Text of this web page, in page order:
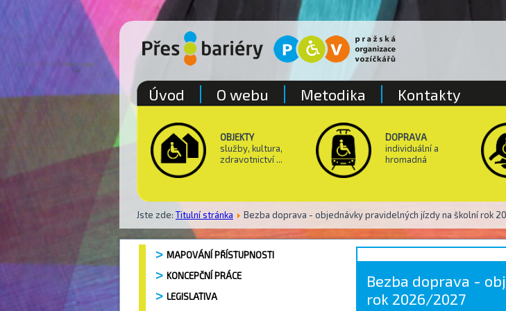
OBJEKTY
služby, kultura,
zdravotnictví ...
DOPRAVA
individuální a
hromadná
Jste zde: Titulní stránka Bezba doprava - objednávky pravidelných jízdy na školní rok
Úvod O webu Metodika Kontakty
MAPOVÁNÍ PŘÍSTUPNOSTI
KONCEPČNÍ PRÁCE
LEGISLATIVA
Bezba doprava -
rok 2026/2027